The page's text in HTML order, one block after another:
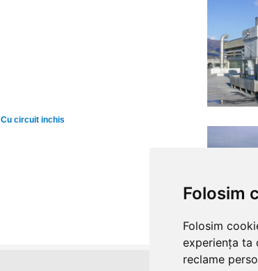
Folosim
Folosim
experiența ta
reclame
Cu circuit inchis